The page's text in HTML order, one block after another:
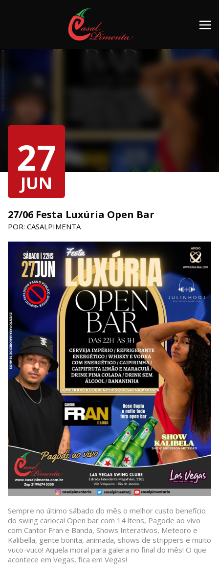
27
JUN
27/06 Festa Luxúria Open Bar
POR: CASALPIMENTA
Sempre no último sábado do mês o melhor custo benefício
do swing carioca! Open bar com 14 ítens, Pagode ao vivo
com Cantor Fran e Banda, Shows Interativos, Meteoro e
Kalibella, gente bonita, animada, shows de strippers e muito
vuco-vuco! Aquela moral para galera no final do mês! O que
acontece em Vegas, fica em Vegas!